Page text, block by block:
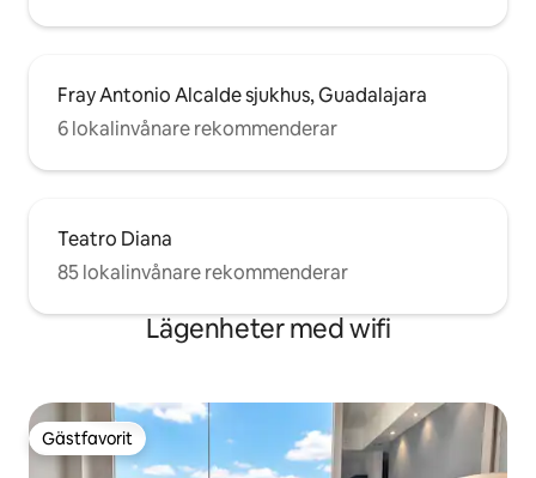
Fray Antonio Alcalde sjukhus, Guadalajara
6 lokalinvånare rekommenderar
Teatro Diana
85 lokalinvånare rekommenderar
Lägenheter med wifi
Gästfavorit
Gästfavorit